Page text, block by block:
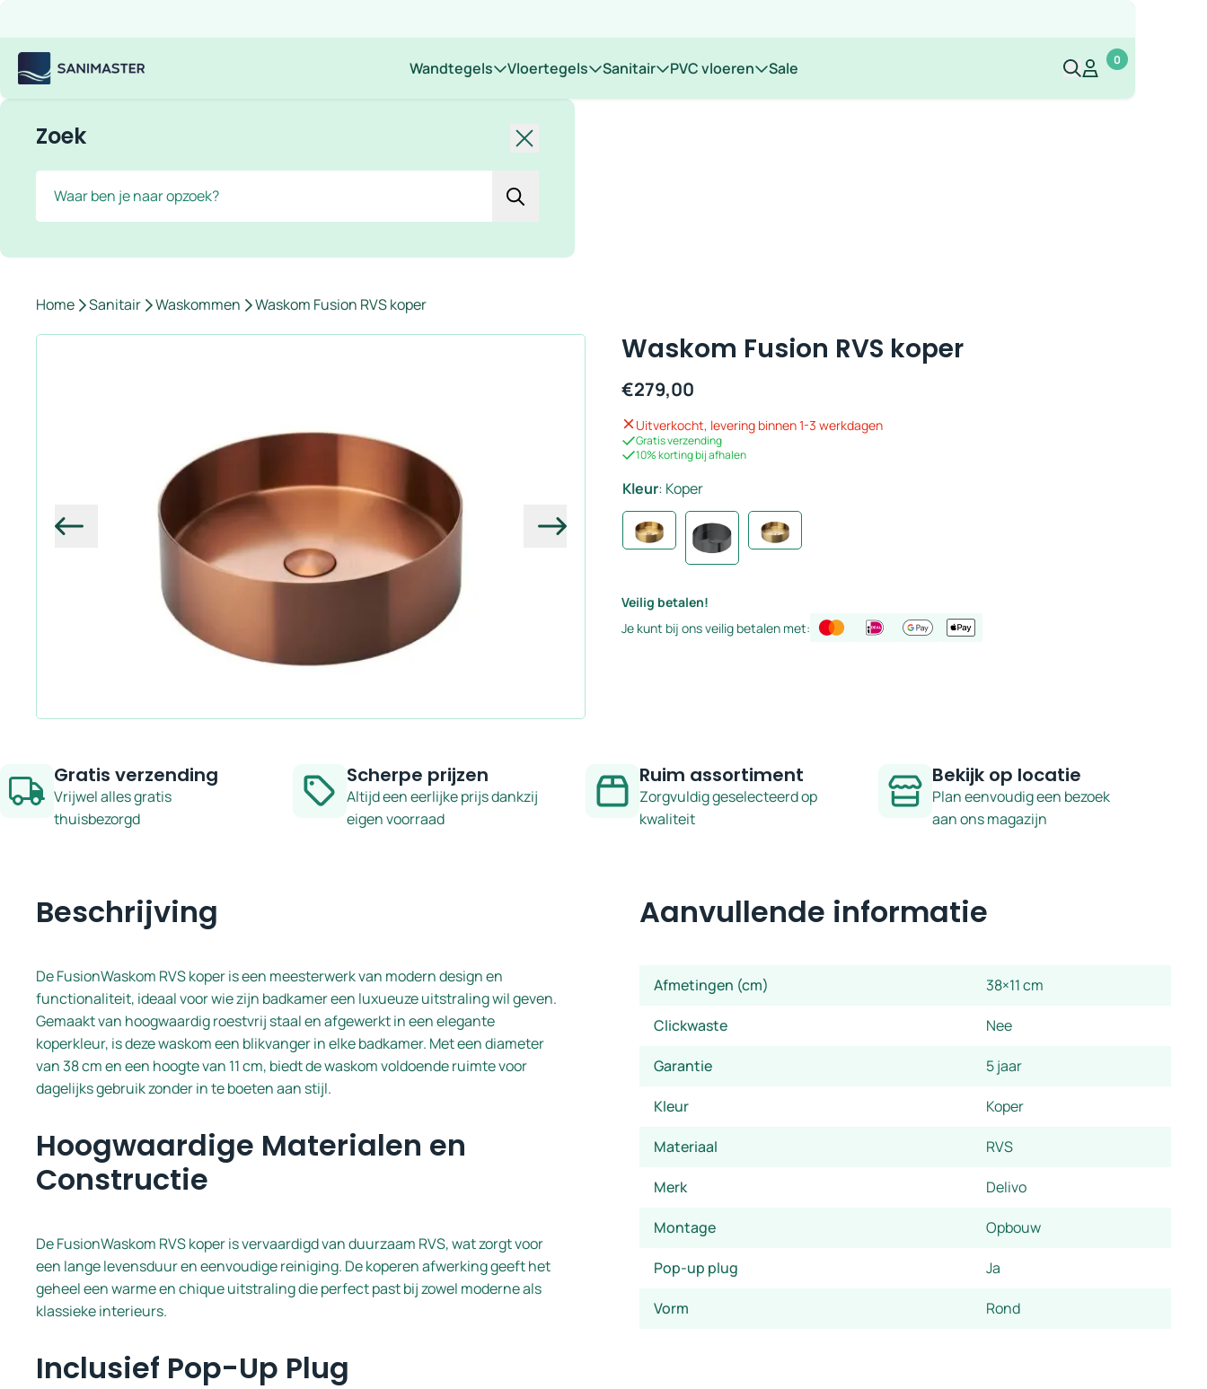
Sanimaster Wandtegels Vloertegels Sanitair PVC vloeren Sale Mijn account
Mijn account
0
Zoek Sluiten
Home Sanitair Waskommen Waskom Fusion RVS koper
Vorige Volgende
Waskom Fusion RVS koper
€279,00
Uitverkocht, levering binnen 1-3 werkdagen
Gratis verzending
10% korting bij afhalen
Kleur: Koper
Veilig betalen!
Je kunt bij ons veilig betalen met:
Gratis verzending
Vrijwel alles gratis
thuisbezorgd
Scherpe prijzen
Altijd een eerlijke prijs dankzij
eigen voorraad
Ruim assortiment
Zorgvuldig geselecteerd op
kwaliteit
Bekijk op locatie
Plan eenvoudig een bezoek
aan ons magazijn
Beschrijving
De FusionWaskom RVS koper is een meesterwerk van modern design en
functionaliteit, ideaal voor wie zijn badkamer een luxueuze uitstraling wil geven.
Gemaakt van hoogwaardig roestvrij staal en afgewerkt in een elegante
koperkleur, is deze waskom een blikvanger in elke badkamer. Met een diameter
van 38 cm en een hoogte van 11 cm, biedt de waskom voldoende ruimte voor
dagelijks gebruik zonder in te boeten aan stijl.
Hoogwaardige Materialen en
Constructie
De FusionWaskom RVS koper is vervaardigd van duurzaam RVS, wat zorgt voor
een lange levensduur en eenvoudige reiniging. De koperen afwerking geeft het
geheel een warme en chique uitstraling die perfect past bij zowel moderne als
klassieke interieurs.
Inclusief Pop-Up Plug
Aanvullende informatie
Afmetingen (cm) 38×11 cm
Clickwaste Nee
Garantie 5 jaar
Kleur Koper
Materiaal RVS
Merk Delivo
Montage Opbouw
Pop-up plug Ja
Vorm Rond